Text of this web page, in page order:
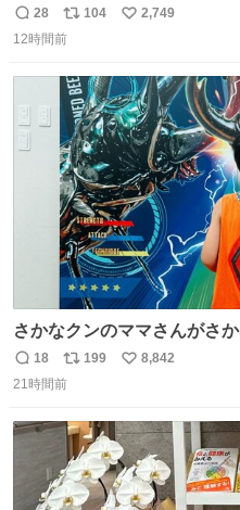
てます。
返
信
28
リ
ポ
ト
数
104
い
数
2,749
12時間前
さかなクンのママさんがさ
水槽の前で1時間以上粘る彼
先日昆虫博でカブトムシを
返
信
18
リ
ポ
ト
数
199
い
数
8,842
21時間前